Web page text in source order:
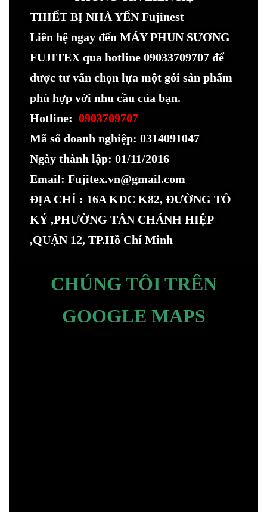
THIẾT BỊ NHÀ YẾN Fujinest
Liên hệ ngay đến MÁY PHUN SƯƠNG
FUJITEX qua hotline 09033709707 để
được tư vấn chọn lựa một gói sản phẩm
phù hợp với nhu cầu của bạn.
Hotline: 0903709707
Mã số doanh nghiệp: 0314091047
Ngày thành lập: 01/11/2016
Email: Fujitex.vn@gmail.com
ĐỊA CHỈ : 16A KDC K82, ĐƯỜNG TÔ
KÝ ,PHƯỜNG TÂN CHÁNH HIỆP
,QUẬN 12, TP.Hồ Chí Minh
CHÚNG TÔI TRÊN
GOOGLE MAPS